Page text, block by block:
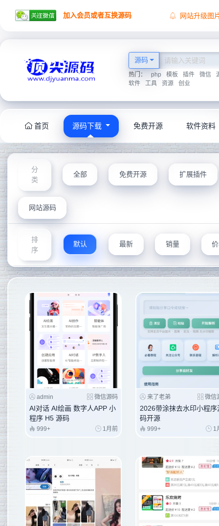
加入会员或者互换源码
网站升级图
源码
热门： php 模板 插件 微信
软件
工具 资源 创业
首页 源码下载 免费开源 软件资料
分
类
全部 免费开源 扩展插件
网站源码
排
序
默认 最新 销量
admin 微信源码
AI对话 AI绘画 数字人APP 小
程序 H5 源码
999+ 1月前
来了老弟 微信
2026带涂抹去水印小程序
码开源
999+ 1